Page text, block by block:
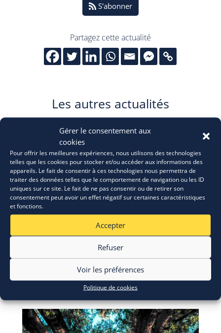
Gérer le consentement aux
cookies
Pour offrir les meilleures expériences, nous utilisons des technologies
telles que les cookies pour stocker et/ou accéder aux informations des
appareils. Le fait de consentir à ces technologies nous permettra de
traiter des données telles que le comportement de navigation ou les ID
uniques sur ce site. Le fait de ne pas consentir ou de retirer son
consentement peut avoir un effet négatif sur certaines caractéristiques
et fonctions.
Accepter
Refuser
Voir les préférences
Politique de cookies
S'abonner
Partagez cette actualité
Les autres actualités
ERASMUS+: appel à candidatures
28 Juil 2026